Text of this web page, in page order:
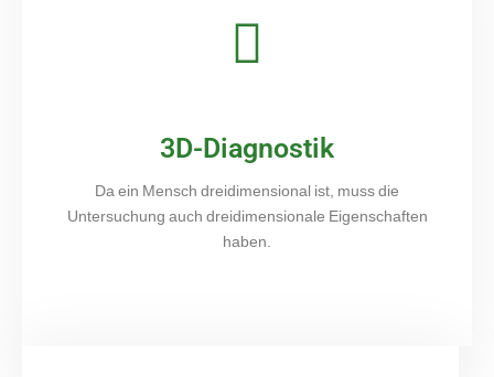
3D-Diagnostik
Da ein Mensch dreidimensional ist, muss die
Untersuchung auch dreidimensionale Eigenschaften
haben.